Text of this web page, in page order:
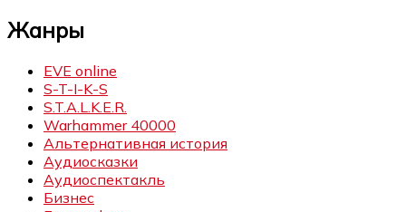
Жанры
EVE online
S-T-I-K-S
S.T.A.L.K.E.R.
Warhammer 40000
Альтернативная история
Аудиосказки
Аудиоспектакль
Бизнес